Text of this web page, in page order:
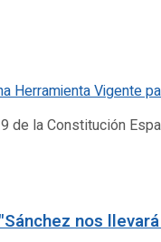
de la Constitución
nos